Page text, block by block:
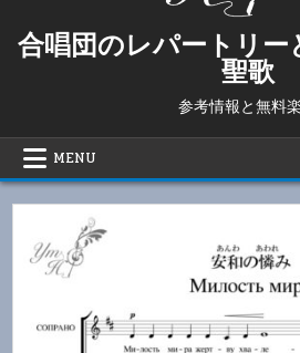
合唱団のレパートリー
聖歌
参考情報と無料
MENU